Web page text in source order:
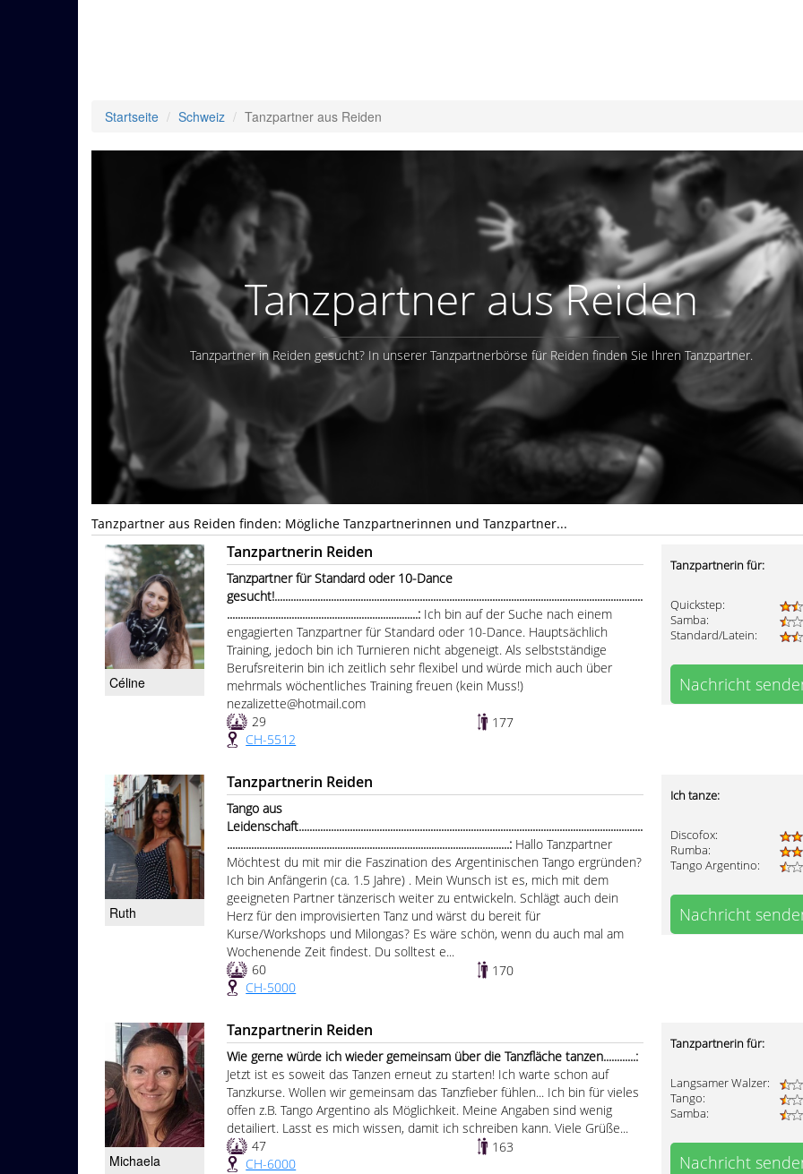
Startseite Schweiz Tanzpartner aus Reiden
Tanzpartner aus Reiden
Tanzpartner in Reiden gesucht? In unserer Tanzpartnerbörse für Reiden finden Sie Ihren Tanzpartner.
Tanzpartner aus Reiden finden: Mögliche Tanzpartnerinnen und Tanzpartner...
Céline
Tanzpartnerin Reiden
Tanzpartner für Standard oder 10-Dance
gesucht!.........................................................................................................................................
.......................................................................: Ich bin auf der Suche nach einem
engagierten Tanzpartner für Standard oder 10-Dance. Hauptsächlich
Training, jedoch bin ich Turnieren nicht abgeneigt. Als selbstständige
Berufsreiterin bin ich zeitlich sehr flexibel und würde mich auch über
mehrmals wöchentliches Training freuen (kein Muss!)
nezalizette@hotmail.com
29
177
CH-5512
Tanzpartnerin für:
Quickstep:
Samba:
Standard/Latein:
Nachricht
Ruth
Tanzpartnerin Reiden
Tango aus
Leidenschaft................................................................................................................................
.........................................................................................................: Hallo Tanzpartner
Möchtest du mit mir die Faszination des Argentinischen Tango ergründen?
Ich bin Anfängerin (ca. 1.5 Jahre) . Mein Wunsch ist es, mich mit dem
geeigneten Partner tänzerisch weiter zu entwickeln. Schlägt auch dein
Herz für den improvisierten Tanz und wärst du bereit für
Kurse/Workshops und Milongas? Es wäre schön, wenn du auch mal am
Wochenende Zeit findest. Du solltest e...
60
170
CH-5000
Ich tanze:
Discofox:
Rumba:
Tango Argentino:
Nachricht
Michaela
Tanzpartnerin Reiden
Wie gerne würde ich wieder gemeinsam über die Tanzfläche tanzen............:
Jetzt ist es soweit das Tanzen erneut zu starten! Ich warte schon auf
Tanzkurse. Wollen wir gemeinsam das Tanzfieber fühlen... Ich bin für vieles
offen z.B. Tango Argentino als Möglichkeit. Meine Angaben sind wenig
detailiert. Lasst es mich wissen, damit ich schreiben kann. Viele Grüße...
47
163
CH-6000
Tanzpartnerin für:
Langsamer Walzer:
Tango:
Samba:
Nachricht